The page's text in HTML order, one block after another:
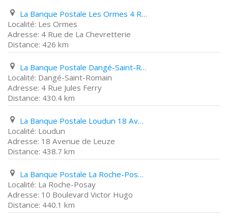
La Banque Postale Les Ormes 4 Rue de La Chevretterie
Les Ormes
4 Rue de La Chevretterie
426 km
La Banque Postale Dangé-Saint-Romain 4 Rue Jules Ferry
Dangé-Saint-Romain
4 Rue Jules Ferry
430.4 km
La Banque Postale Loudun 18 Avenue de Leuze
Loudun
18 Avenue de Leuze
438.7 km
La Banque Postale La Roche-Posay 10 Boulevard Victor Hugo
La Roche-Posay
10 Boulevard Victor Hugo
440.1 km